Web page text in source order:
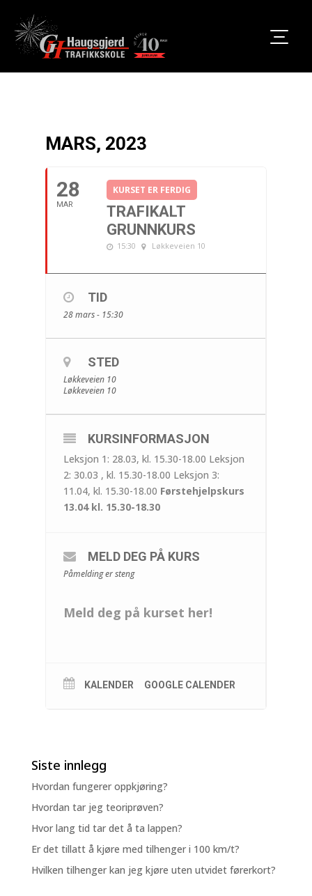
MARS, 2023
28
MAR
KURSET ER FERDIG
TRAFIKALT
GRUNNKURS
15:30 Løkkeveien 10
TID
28 mars - 15:30
STED
Løkkeveien 10
Løkkeveien 10
KURSINFORMASJON
Leksjon 1: 28.03, kl. 15.30-18.00 Leksjon
2: 30.03 , kl. 15.30-18.00 Leksjon 3:
11.04, kl. 15.30-18.00 Førstehjelpskurs
13.04 kl. 15.30-18.30
MELD DEG PÅ KURS
Påmelding er steng
Meld deg på kurset her!
KALENDER GOOGLE CALENDER
Siste innlegg
Hvordan fungerer oppkjøring?
Hvordan tar jeg teoriprøven?
Hvor lang tid tar det å ta lappen?
Er det tillatt å kjøre med tilhenger i 100 km/t?
Hvilken tilhenger kan jeg kjøre uten utvidet førerkort?